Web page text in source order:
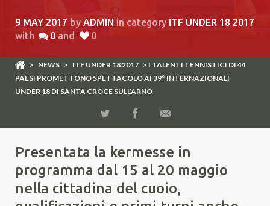
9 MAY 2017 by ADMIN in category ITF UNDER 18 2017
with
0 and 0
> NEWS > ITF UNDER 18 2017 > I TALENTI TENNISTICI DI 44
PAESI PROMETTONO SPETTACOLO AI 39° INTERNAZIONALI
UNDER 18 DI SANTA CROCE SULL’ARNO
Presentata la kermesse in
programma dal 15 al 20 maggio
nella cittadina del cuoio,